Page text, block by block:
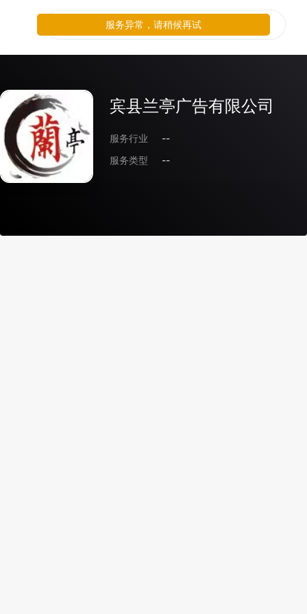
宾县兰亭广告有限公司
服务行业
--
服务类型
--
服务异常，请稍候再试